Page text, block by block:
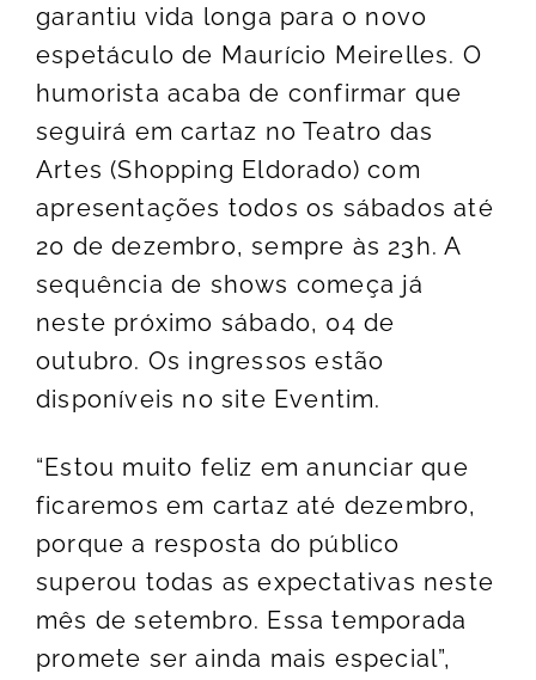
garantiu vida longa para o novo
espetáculo de Maurício Meirelles. O
humorista acaba de confirmar que
seguirá em cartaz no Teatro das
Artes (Shopping Eldorado) com
apresentações todos os sábados até
20 de dezembro, sempre às 23h. A
sequência de shows começa já
neste próximo sábado, 04 de
outubro. Os ingressos estão
disponíveis no site Eventim.
“Estou muito feliz em anunciar que
ficaremos em cartaz até dezembro,
porque a resposta do público
superou todas as expectativas neste
mês de setembro. Essa temporada
promete ser ainda mais especial”,